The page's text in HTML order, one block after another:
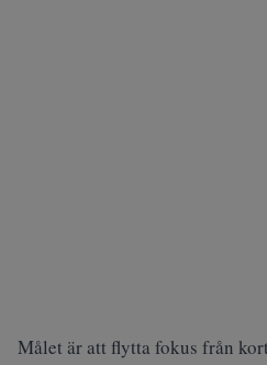
Målet är att flytta fokus från